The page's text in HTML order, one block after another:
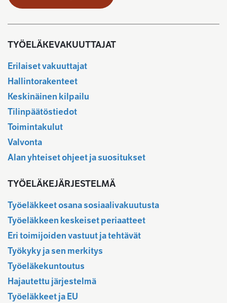
TYÖELÄKEVAKUUTTAJAT
Erilaiset vakuuttajat
Hallintorakenteet
Keskinäinen kilpailu
Tilinpäätöstiedot
Toimintakulut
Valvonta
Alan yhteiset ohjeet ja suositukset
TYÖELÄKEJÄRJESTELMÄ
Työeläkkeet osana sosiaalivakuutusta
Työeläkkeen keskeiset periaatteet
Eri toimijoiden vastuut ja tehtävät
Työkyky ja sen merkitys
Työeläkekuntoutus
Hajautettu järjestelmä
Työeläkkeet ja EU